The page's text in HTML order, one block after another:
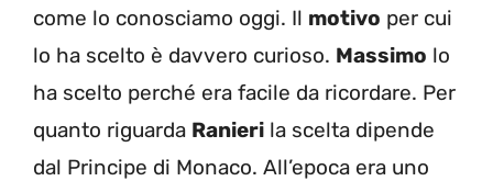
come lo conosciamo oggi. Il motivo per cui
lo ha scelto è davvero curioso. Massimo lo
ha scelto perché era facile da ricordare. Per
quanto riguarda Ranieri la scelta dipende
dal Principe di Monaco. All’epoca era uno